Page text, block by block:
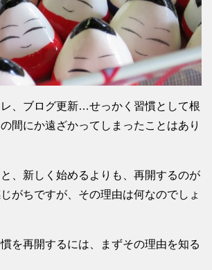
、ブログ更新…せっかく習慣として根
間にか遠ざかってしまったことはあり
、新しく始めるよりも、再開するのが
がちですが、その理由は何なのでしょ
を再開するには、まずその理由を知る